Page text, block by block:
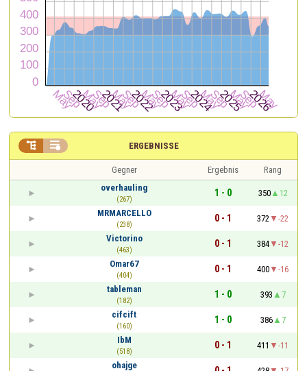
ERGEBNISSE
 
Gegner Ergebnis
Rang
overhauling
(267)
1 - 0 350
12
MRMARCELLO
(238)
0 - 1 372
-22
Victorino
(463)
0 - 1 384
-12
Omar67
(404)
0 - 1 400
-16
tableman
(182)
1 - 0 393
7
cifcift
(160)
1 - 0 386
7
IbM
(518)
0 - 1 411
-11
ohajge